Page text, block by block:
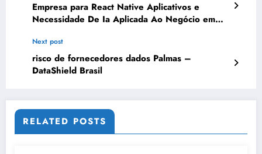
Empresa para React Native Aplicativos e
Necessidade De Ia Aplicada Ao Negócio em
Next post
risco de fornecedores dados Palmas –
DataShield Brasil
RELATED POSTS